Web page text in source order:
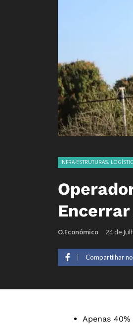
INFRA-ESTRUTURAS,
O.Económico 24 de
Compartilhar
Apenas